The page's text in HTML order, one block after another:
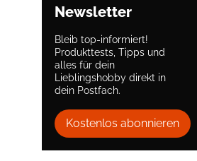
Newsletter
Bleib top-informiert!
Produkttests, Tipps und
alles für dein
Lieblingshobby direkt in
dein Postfach.
Kostenlos abonnieren